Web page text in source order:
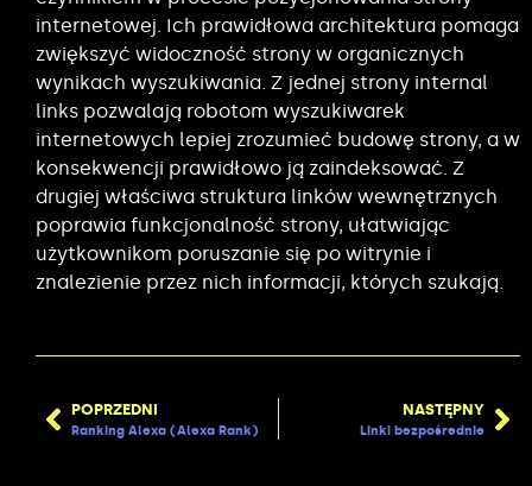
internetowej. Ich prawidłowa architektura pomaga
zwiększyć widoczność strony w organicznych
wynikach wyszukiwania. Z jednej strony internal
links pozwalają robotom wyszukiwarek
internetowych lepiej zrozumieć budowę strony, a w
konsekwencji prawidłowo ją zaindeksować. Z
drugiej właściwa struktura linków wewnętrznych
poprawia funkcjonalność strony, ułatwiając
użytkownikom poruszanie się po witrynie i
znalezienie przez nich informacji, których szukają.
POPRZEDNI
Ranking Alexa (Alexa Rank)
NASTĘPNY
Linki bezpośrednie